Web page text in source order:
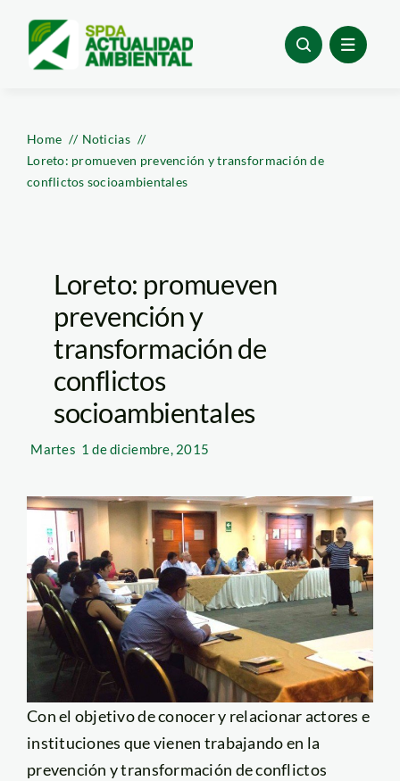
content
Home
Noticias
Loreto: promueven prevención y transformación de
conflictos socioambientales
Loreto: promueven
prevención y
transformación de
conflictos
socioambientales
Martes 1 de diciembre, 2015
Con el objetivo de conocer y relacionar actores e
instituciones que vienen trabajando en la
prevención y transformación de conflictos